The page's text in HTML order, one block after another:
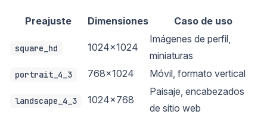
Preajuste Dimensiones Caso de uso
square_hd 1024×1024
Imágenes de perfil,
miniaturas
portrait_4_3 768×1024 Móvil, formato vertical
landscape_4_3 1024×768
Paisaje, encabezados
de sitio web